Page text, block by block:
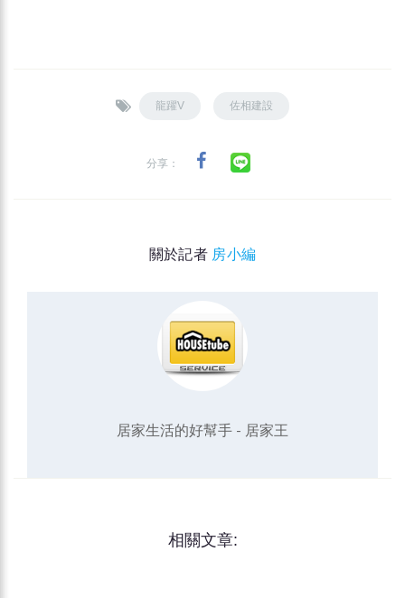
龍躍V 佐相建設
分享：
關於記者 房小編
居家生活的好幫手 - 居家王
相關文章: